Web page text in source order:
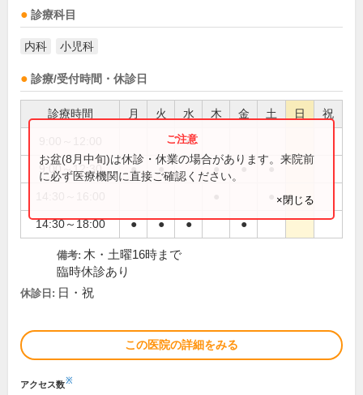
診療科目
内科 小児科
診療/受付時間・休診日
診療時間 月 火 水 木 金 土 日 祝
●
9:00～12:30 ● ● ● ● ●
14:30～18:00 ● ● ● ●
お盆(8月中旬)は休診・休業の場合があります。来院前
に必ず医療機関に直接ご確認ください。
×閉じる
備考: 木・土曜16時まで
臨時休診あり
休診日: 日・祝
この医院の詳細をみる
アクセス数※